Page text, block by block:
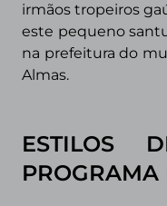
irmãos tropeiros
este pequeno
na prefeitura do
Almas.
ESTILOS
PROGRAMA